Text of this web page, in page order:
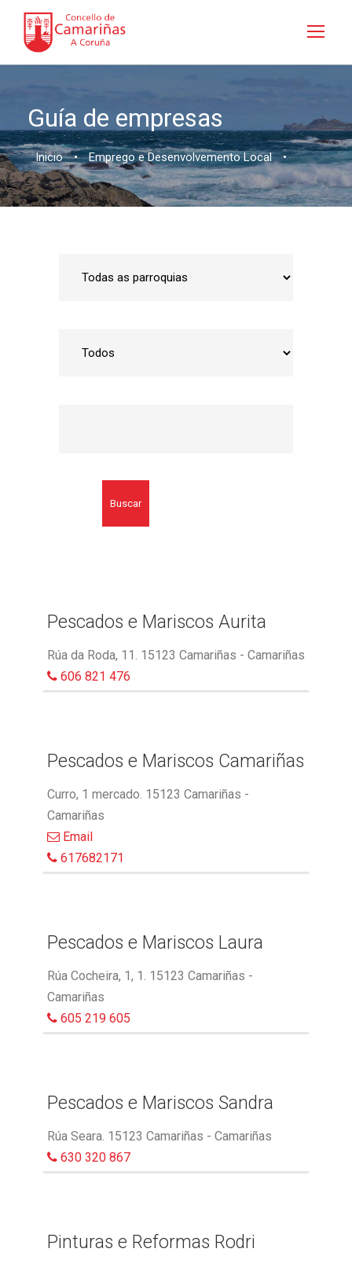
Guía de empresas
Inicio • Emprego e Desenvolvemento Local •
Buscar
Pescados e Mariscos Aurita
Rúa da Roda, 11. 15123 Camariñas - Camariñas
606 821 476
Pescados e Mariscos Camariñas
Curro, 1 mercado. 15123 Camariñas -
Camariñas
Email
617682171
Pescados e Mariscos Laura
Rúa Cocheira, 1, 1. 15123 Camariñas -
Camariñas
605 219 605
Pescados e Mariscos Sandra
Rúa Seara. 15123 Camariñas - Camariñas
630 320 867
Pinturas e Reformas Rodri